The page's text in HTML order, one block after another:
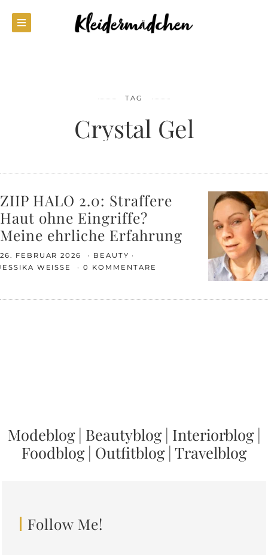
TAG
Crystal Gel
ZIIP HALO 2.0: Straffere
Haut ohne Eingriffe?
Meine ehrliche Erfahrung
26. FEBRUAR 2026
BEAUTY
WEISSE
0 KOMMENTARE
Modeblog| Beautyblog| Interiorblog|
Foodblog| Outfitblog| Travelblog
Follow Me!